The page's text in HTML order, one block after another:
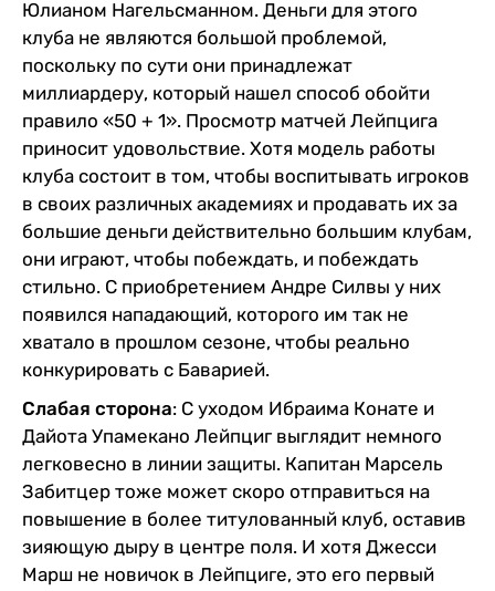
Юлианом Нагельсманном. Деньги для этого
клуба не являются большой проблемой,
поскольку по сути они принадлежат
миллиардеру, который нашел способ обойти
правило «50 + 1». Просмотр матчей Лейпцига
приносит удовольствие. Хотя модель работы
клуба состоит в том, чтобы воспитывать игроков
в своих различных академиях и продавать их за
большие деньги действительно большим клубам,
они играют, чтобы побеждать, и побеждать
стильно. С приобретением Андре Силвы у них
появился нападающий, которого им так не
хватало в прошлом сезоне, чтобы реально
конкурировать с Баварией.
Слабая сторона: С уходом Ибраима Конате и
Дайота Упамекано Лейпциг выглядит немного
легковесно в линии защиты. Капитан Марсель
Забитцер тоже может скоро отправиться на
повышение в более титулованный клуб, оставив
зияющую дыру в центре поля. И хотя Джесси
Марш не новичок в Лейпциге, это его первый